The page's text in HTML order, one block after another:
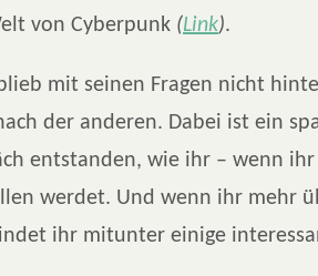
von Cyberpunk (Link).
blieb mit seinen Fragen nicht
der anderen. Dabei ist ein
entstanden, wie ihr – wenn
werdet. Und wenn ihr mehr
ihr mitunter einige